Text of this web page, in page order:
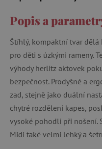
Popis a
Štíhlý, kompaktní tvar
pro děti s úzkými rameny.
výhody herlitz aktovek
bezpečnost. Prodyšné a
zad, stejně jako duální
chytré rozdělení kapes,
vysoké pohodlí při nošení.
Midi také velmi lehký a